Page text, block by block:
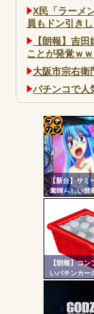
X民「ラーメ
員もドン引き
【朗報】吉
ことが発覚ｗ
大阪市宗右衛
パチンコで人
「今まであり
無職のパチ
ヤバいか教え
AngelBeats!
Powered by
【新台】サミ
素晴らしい世
と2」筐体画
のすば10周年
展示されてい
【朗報】コ
いパチンカー
コテ
リン
- 固
ンク
自動
更新
ツー